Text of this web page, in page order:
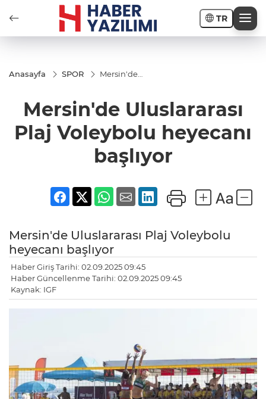
TR
Anasayfa SPOR
Mersin'de
Voleybolu
heyecanı
Mersin'de Uluslararası
Plaj Voleybolu heyecanı
başlıyor
Mersin'de Uluslararası Plaj Voleybolu
heyecanı başlıyor
Haber Giriş Tarihi: 02.09.2025 09:45
Haber Güncellenme Tarihi: 02.09.2025 09:45
Kaynak: IGF